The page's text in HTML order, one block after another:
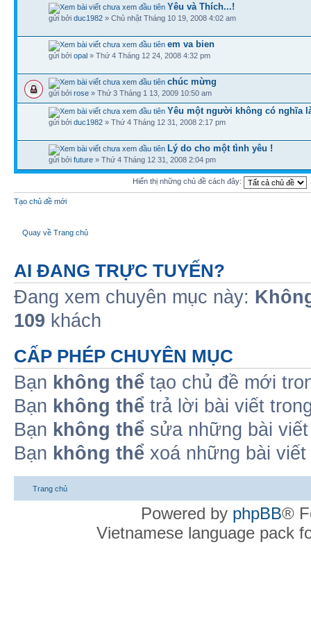
Yêu và Thích...!
gửi bởi duc1982 » Chủ nhật Tháng 10 19, 2008 4:02 am
em va bien
gửi bởi opal » Thứ 4 Tháng 12 24, 2008 4:32 pm
chúc mừng
gửi bởi rose » Thứ 3 Tháng 1 13, 2009 10:50 am
Yêu một người không có nghĩa
gửi bởi duc1982 » Thứ 4 Tháng 12 31, 2008 2:17 pm
Lý do cho một tình yêu !
gửi bởi future » Thứ 4 Tháng 12 31, 2008 2:04 pm
Hiển thị những chủ đề cách đây:
Tạo chủ đề mới
Quay về Trang chủ
AI ĐANG TRỰC TUYẾN?
Đang xem chuyên mục này:
109 khách
CẤP PHÉP CHUYÊN MỤC
Bạn không thể tạo chủ đề mới
Bạn không thể trả lời bài viết
Bạn không thể sửa những bài
Bạn không thể xoá những bài
Trang chủ
Powered by phpBB®
Vietnamese language pack